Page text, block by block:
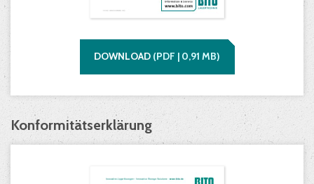
DOWNLOAD (PDF | 0,91 MB)
Konformitätserklärung